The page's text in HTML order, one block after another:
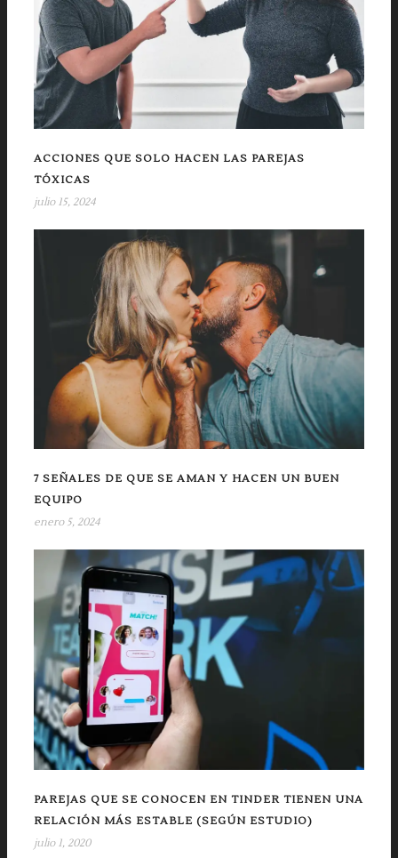
ACCIONES QUE SOLO HACEN LAS PAREJAS
TÓXICAS
julio 15, 2024
7 SEÑALES DE QUE SE AMAN Y HACEN UN BUEN
EQUIPO
enero 5, 2024
PAREJAS QUE SE CONOCEN EN TINDER TIENEN UNA
RELACIÓN MÁS ESTABLE (SEGÚN ESTUDIO)
julio 1, 2020